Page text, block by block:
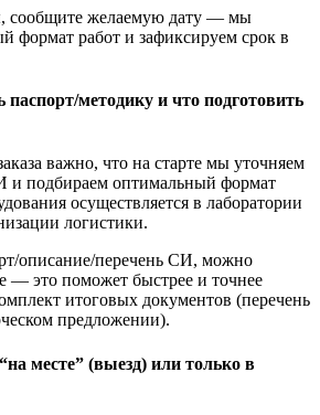
сообщите желаемую дату — мы
формат работ и зафиксируем срок в
методику и что подготовить
важно, что на старте мы уточняем
и подбираем оптимальный формат
осуществляется в лаборатории
логистики.
описание/перечень СИ, можно
— это поможет быстрее и точнее
итоговых документов (перечень
предложении).
месте” (выезд) или только в